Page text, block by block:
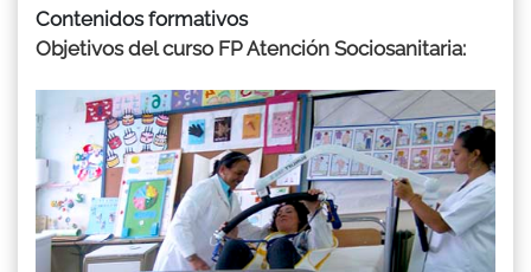
Contenidos formativos
Objetivos del curso FP Atención Sociosanitaria: